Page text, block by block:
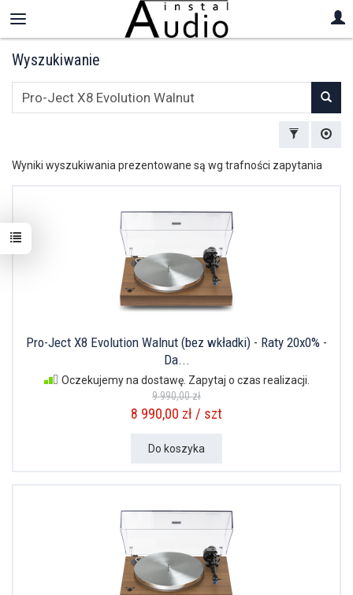
Wyszukiwanie
Wyniki wyszukiwania prezentowane są wg trafności zapytania
Pro-Ject X8 Evolution Walnut (bez wkładki) - Raty 20x0% -
Da...
Oczekujemy na dostawę. Zapytaj o czas realizacji.
9 990,00 zł
8 990,00 zł / szt
Do koszyka